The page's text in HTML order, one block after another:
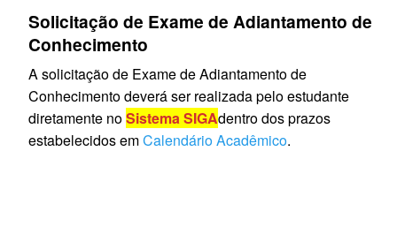
Solicitação de Exame de Adiantamento de
Conhecimento
A solicitação de Exame de Adiantamento de
Conhecimento deverá ser realizada pelo estudante
diretamente noSistema SIGAdentro dos prazos
estabelecidos emCalendário Acadêmico.